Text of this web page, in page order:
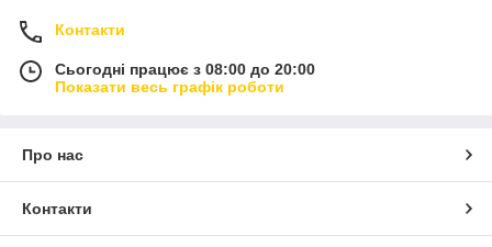
Контакти
Сьогодні працює з 08:00 до 20:00
Показати весь графік роботи
Про нас
Контакти